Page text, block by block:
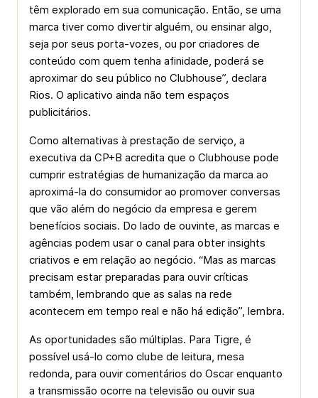
têm explorado em sua comunicação. Então, se uma
marca tiver como divertir alguém, ou ensinar algo,
seja por seus porta-vozes, ou por criadores de
conteúdo com quem tenha afinidade, poderá se
aproximar do seu público no Clubhouse”, declara
Rios. O aplicativo ainda não tem espaços
publicitários.
Como alternativas à prestação de serviço, a
executiva da CP+B acredita que o Clubhouse pode
cumprir estratégias de humanização da marca ao
aproximá-la do consumidor ao promover conversas
que vão além do negócio da empresa e gerem
benefícios sociais. Do lado de ouvinte, as marcas e
agências podem usar o canal para obter insights
criativos e em relação ao negócio. “Mas as marcas
precisam estar preparadas para ouvir críticas
também, lembrando que as salas na rede
acontecem em tempo real e não há edição”, lembra.
As oportunidades são múltiplas. Para Tigre, é
possível usá-lo como clube de leitura, mesa
redonda, para ouvir comentários do Oscar enquanto
a transmissão ocorre na televisão ou ouvir sua